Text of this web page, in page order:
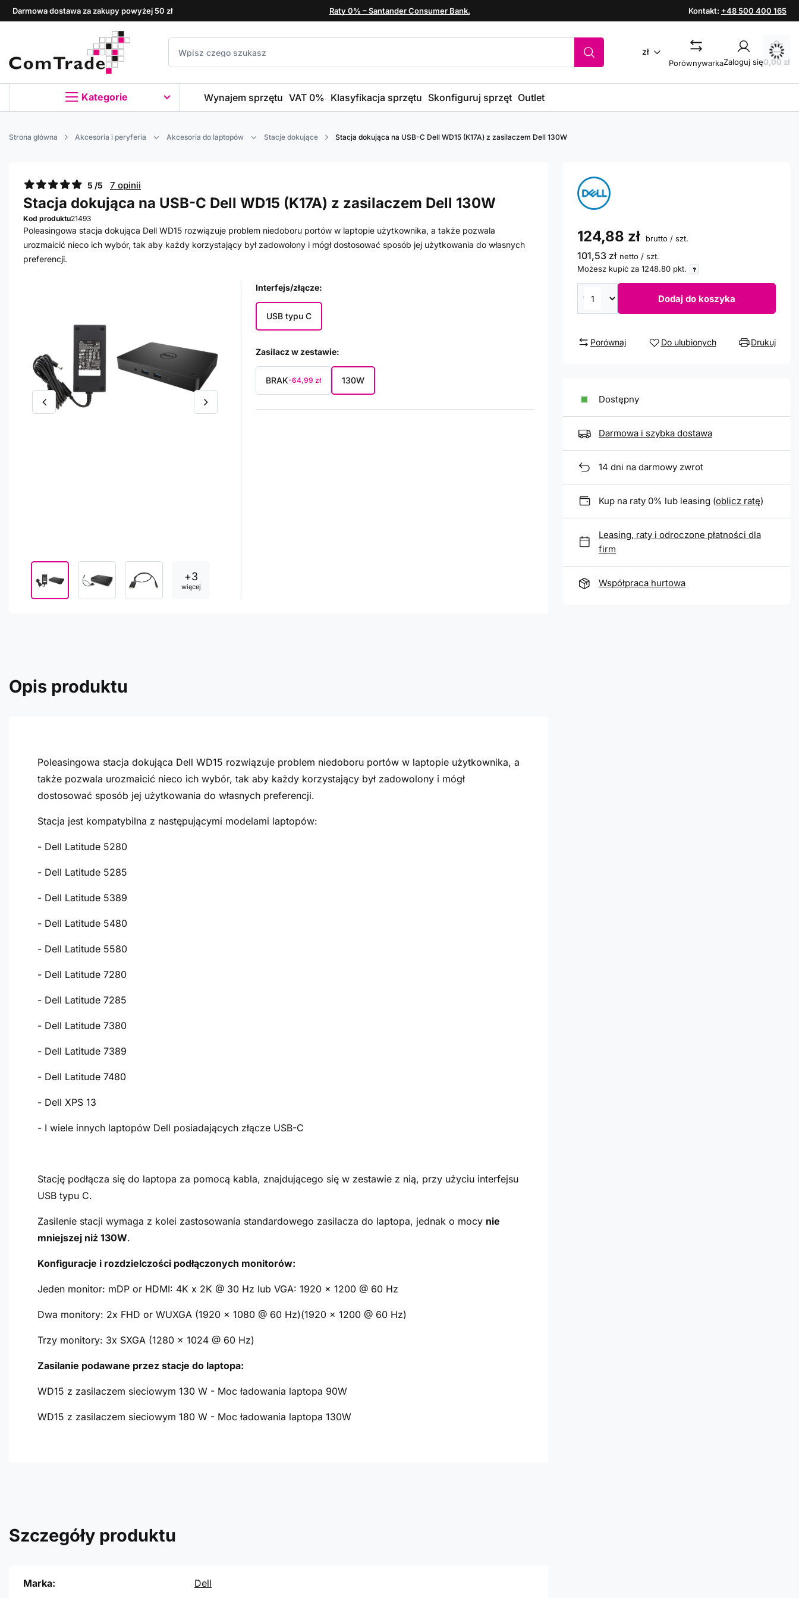
Darmowa dostawa za zakupy powyżej 50 zł Raty 0% – Santander Consumer Bank. Kontakt: +48 500 400 165
zł
PorównywarkaZaloguj się0,00 zł
Kategorie Wynajem sprzętu VAT 0% Klasyfikacja sprzętu Skonfiguruj sprzęt Outlet
Strona główna Akcesoria i peryferia Akcesoria do laptopów Stacje dokujące Stacja dokująca na USB-C Dell WD15 (K17A) z zasilaczem Dell 130W
5 /5 7 opinii
Stacja dokująca na USB-C Dell WD15 (K17A) z zasilaczem Dell 130W
Kod produktu21493
Poleasingowa stacja dokująca Dell WD15 rozwiązuje problem niedoboru portów w laptopie użytkownika, a także pozwala
urozmaicić nieco ich wybór, tak aby każdy korzystający był zadowolony i mógł dostosować sposób jej użytkowania do własnych
preferencji.
+3
więcej
Interfejs/złącze
USB typu C
Zasilacz w zestawie
BRAK-64,99 zł 130W
124,88 zł brutto / szt.
101,53 zł netto / szt.
Możesz kupić za 1248.80 pkt.
Dodaj do koszyka
Porównaj Do ulubionych Drukuj
Dostępny
Darmowa i szybka dostawa
14 dni na darmowy zwrot
Kup na raty 0% lub leasing (oblicz ratę)
Leasing, raty i odroczone płatności dla
firm
Współpraca hurtowa
Opis produktu
Poleasingowa stacja dokująca Dell WD15 rozwiązuje problem niedoboru portów w laptopie użytkownika, a
także pozwala urozmaicić nieco ich wybór, tak aby każdy korzystający był zadowolony i mógł
dostosować sposób jej użytkowania do własnych preferencji.
Stacja jest kompatybilna z następującymi modelami laptopów:
- Dell Latitude 5280
- Dell Latitude 5285
- Dell Latitude 5389
- Dell Latitude 5480
- Dell Latitude 5580
- Dell Latitude 7280
- Dell Latitude 7285
- Dell Latitude 7380
- Dell Latitude 7389
- Dell Latitude 7480
- Dell XPS 13
- I wiele innych laptopów Dell posiadających złącze USB-C
Stację podłącza się do laptopa za pomocą kabla, znajdującego się w zestawie z nią, przy użyciu interfejsu
USB typu C.
Zasilenie stacji wymaga z kolei zastosowania standardowego zasilacza do laptopa, jednak o mocy nie
mniejszej niż 130W.
Konfiguracje i rozdzielczości podłączonych monitorów:
Jeden monitor: mDP or HDMI: 4K x 2K @ 30 Hz lub VGA: 1920 x 1200 @ 60 Hz
Dwa monitory: 2x FHD or WUXGA (1920 x 1080 @ 60 Hz)(1920 x 1200 @ 60 Hz)
Trzy monitory: 3x SXGA (1280 x 1024 @ 60 Hz)
Zasilanie podawane przez stacje do laptopa:
WD15 z zasilaczem sieciowym 130 W - Moc ładowania laptopa 90W
WD15 z zasilaczem sieciowym 180 W - Moc ładowania laptopa 130W
Szczegóły produktu
Marka: Dell